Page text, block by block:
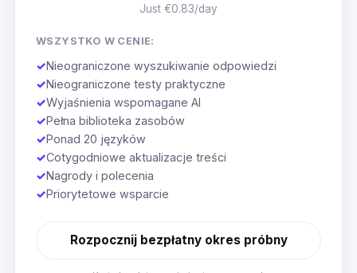
Just €0.83/day
WSZYSTKO W CENIE:
✓Nieograniczone wyszukiwanie odpowiedzi
✓Nieograniczone testy praktyczne
✓Wyjaśnienia wspomagane AI
✓Pełna biblioteka zasobów
✓Ponad 20 języków
✓Cotygodniowe aktualizacje treści
✓Nagrody i polecenia
✓Priorytetowe wsparcie
Rozpocznij bezpłatny okres próbny